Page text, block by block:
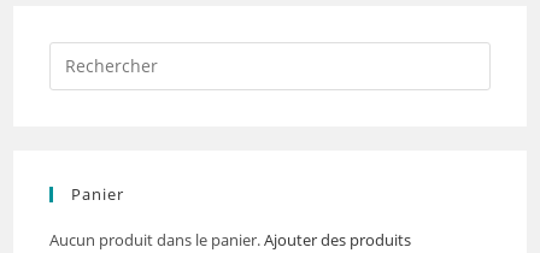
Panier
Aucun produit dans le panier.Ajouter des produits